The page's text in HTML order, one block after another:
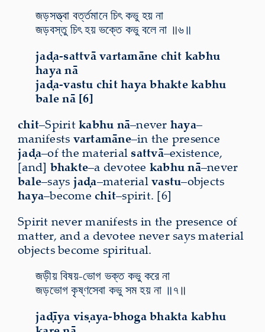
জড়সত্ত্বা বর্ত্তমানে চিৎ কভু হয় না
জড়বস্তু চিৎ হয় ভক্তে কভু বলে না ॥৬॥
jaḍa-sattvā vartamāne chit kabhu
haya nā
jaḍa-vastu chit haya bhakte kabhu
bale nā [6]
chit–Spiritkabhu nā–never haya–
manifests vartamāne–in the presence
jaḍa–of the material sattvā–existence,
[and] bhakte–a devotee kabhu nā–never
bale–says jaḍa–materialvastu–objects
haya–become chit–spirit. [6]
Spirit never manifests in the presence of
matter, and a devotee never says material
objects become spiritual.
জড়ীয় বিষয়-ভোগ ভক্ত কভু করে না
জড়ভোগ কৃষ্ণসেবা কভু সম হয় না ॥৭॥
jaḍīya viṣaya-bhoga bhakta kabhu